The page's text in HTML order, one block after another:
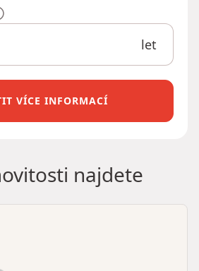
let
VÍCE INFORMACÍ
najdete